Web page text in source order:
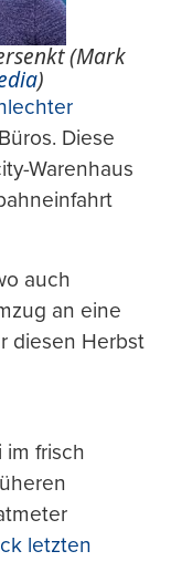
(Mark
)
Diese
Warenhaus
auch
an eine
diesen Herbst
frisch
letzten